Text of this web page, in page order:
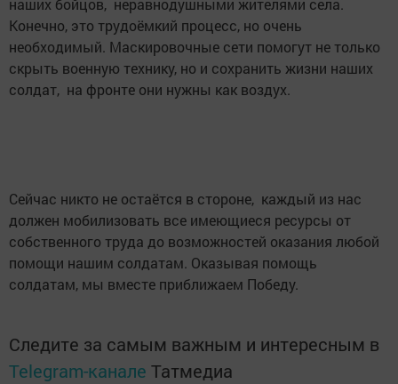
наших бойцов, неравнодушными жителями села.
Конечно, это трудоёмкий процесс, но очень
необходимый. Маскировочные сети помогут не только
скрыть военную технику, но и сохранить жизни наших
солдат, на фронте они нужны как воздух.
Сейчас никто не остаётся в стороне, каждый из нас
должен мобилизовать все имеющиеся ресурсы от
собственного труда до возможностей оказания любой
помощи нашим солдатам. Оказывая помощь
солдатам, мы вместе приближаем Победу.
Следите за самым важным и интересным в
Telegram-канале Татмедиа